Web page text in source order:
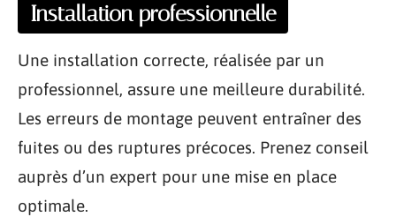
Installation professionnelle
Une installation correcte, réalisée par un
professionnel, assure une meilleure durabilité.
Les erreurs de montage peuvent entraîner des
fuites ou des ruptures précoces. Prenez conseil
auprès d’un expert pour une mise en place
optimale.